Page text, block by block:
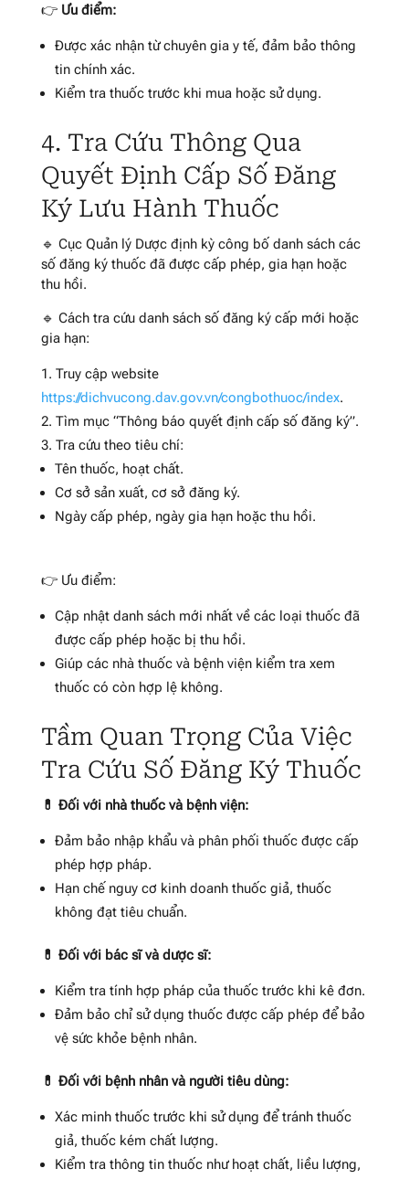
👉Ưu điểm:
Được xác nhận từ chuyên gia y tế, đảm bảo thông
tin chính xác.
Kiểm tra thuốc trước khi mua hoặc sử dụng.
4. Tra Cứu Thông Qua
Quyết Định Cấp Số Đăng
Ký Lưu Hành Thuốc
🔹 Cục Quản lý Dược định kỳ công bố danh sách các
số đăng ký thuốc đã được cấp phép, gia hạn hoặc
thu hồi.
🔹 Cách tra cứu danh sách số đăng ký cấp mới hoặc
gia hạn:
Truy cập website
https://dichvucong.dav.gov.vn/congbothuoc/index.
Tìm mục “Thông báo quyết định cấp số đăng ký”.
Tra cứu theo tiêu chí:
Tên thuốc, hoạt chất.
Cơ sở sản xuất, cơ sở đăng ký.
Ngày cấp phép, ngày gia hạn hoặc thu hồi.
👉 Ưu điểm:
Cập nhật danh sách mới nhất về các loại thuốc đã
được cấp phép hoặc bị thu hồi.
Giúp các nhà thuốc và bệnh viện kiểm tra xem
thuốc có còn hợp lệ không.
Tầm Quan Trọng Của Việc
Tra Cứu Số Đăng Ký Thuốc
💊 Đối với nhà thuốc và bệnh viện:
Đảm bảo nhập khẩu và phân phối thuốc được cấp
phép hợp pháp.
Hạn chế nguy cơ kinh doanh thuốc giả, thuốc
không đạt tiêu chuẩn.
💊 Đối với bác sĩ và dược sĩ:
Kiểm tra tính hợp pháp của thuốc trước khi kê đơn.
Đảm bảo chỉ sử dụng thuốc được cấp phép để bảo
vệ sức khỏe bệnh nhân.
💊 Đối với bệnh nhân và người tiêu dùng:
Xác minh thuốc trước khi sử dụng để tránh thuốc
giả, thuốc kém chất lượng.
Kiểm tra thông tin thuốc như hoạt chất, liều lượng,